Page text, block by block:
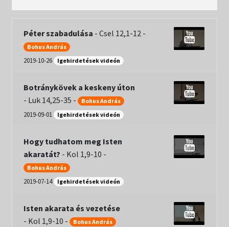
Elek Sándor
Expand
child
Táborok
Expand
Csendesnapok
menu
Péter szabadulása -Csel 12,1-12 -
Bohus András
2019-10-26 Igehirdetések videón
Botránykövek a keskeny úton
- Luk 14,25-35 - Bohus András
2019-09-01 Igehirdetések videón
Hogy tudhatom meg Isten
akaratát? - Kol 1,9-10 -
Bohus András
2019-07-14 Igehirdetések videón
Isten akarata és vezetése
- Kol 1,9-10 - Bohus András